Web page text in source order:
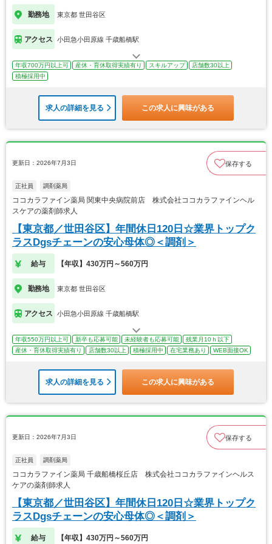
勤務地 東京都 世田谷区
アクセス 小田急小田原線 千歳船橋駅
年収700万円以上可 産休・育休取得実績有り スキルアップ
店舗数30以上
積極採用中
求人の詳細を見る この求人に興味がある
更新日：2026年7月3日 保存する
正社員 調剤薬局
ココカラファイン薬局 関東中央病院前店 株式会社ココカラファインヘル
スケアの薬剤師求人
【東京都／世田谷区】年間休日120日☆業界トップク
ラスDgsチェーンの安心母体◎＜調剤＞
給与 【年収】430万円～560万円
勤務地 東京都 世田谷区
アクセス 小田急小田原線 千歳船橋駅
年収550万円以上可 新卒も応募可能 未経験者も応募可能
残業月10ｈ以下
産休・育休取得実績有り
店舗数30以上 積極採用中 在宅業務あり WEB面接OK
求人の詳細を見る この求人に興味がある
更新日：2026年7月3日 保存する
正社員 調剤薬局
ココカラファイン薬局 千歳船橋桜丘店 株式会社ココカラファインヘルス
ケアの薬剤師求人
【東京都／世田谷区】年間休日120日☆業界トップク
ラスDgsチェーンの安心母体◎＜調剤＞
給与 【年収】430万円～560万円